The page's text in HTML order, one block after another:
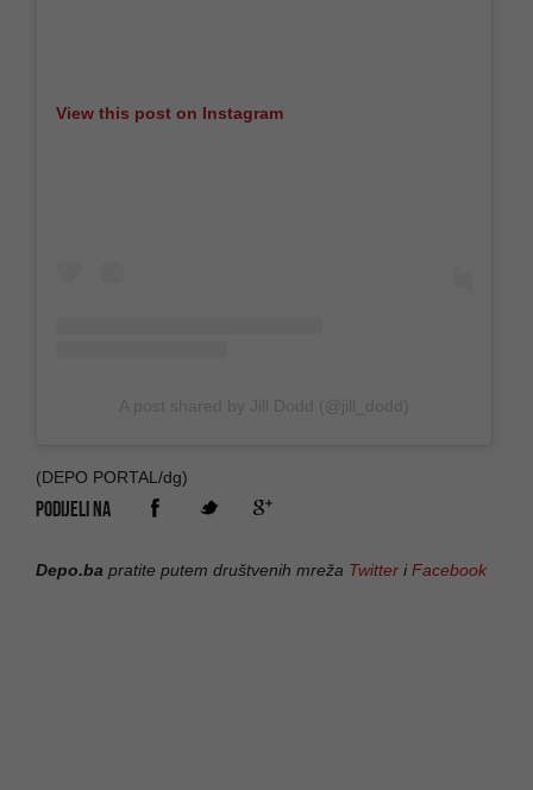
View this post on Instagram
(DEPO PORTAL/dg)
PODIJELI NA
Depo.ba pratite putem društvenih mreža Twitter iFacebook